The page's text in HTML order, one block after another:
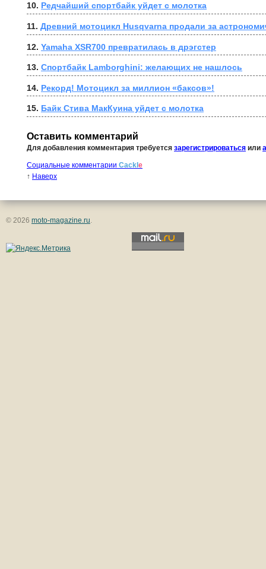
10. Редчайший спортбайк уйдет с молотка
11. Древний мотоцикл Husqvarna продали за
12. Yamaha XSR700 превратилась в дрэгстер
13. Спортбайк Lamborghini: желающих не нашлось
14. Рекорд! Мотоцикл за миллион «баксов»!
15. Байк Стива МакКуина уйдет с молотка
Оставить комментарий
Для добавления комментария требуется зарегистрироваться или
Социальные комментарии Cackl e
↑ Наверх
© 2026 moto-magazine.ru.